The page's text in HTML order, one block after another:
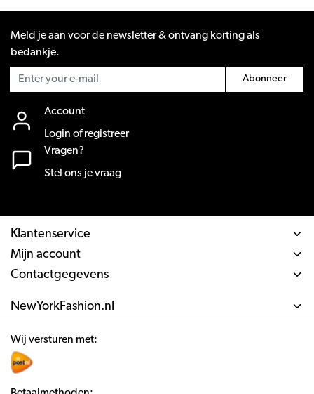
Meld je aan voor de newsletter & ontvang korting als
bedankje.
Abonneer
Account
Login of registreer
Vragen?
Stel ons je vraag
Klantenservice
Mijn account
Contactgegevens
NewYorkFashion.nl
Wij versturen met: